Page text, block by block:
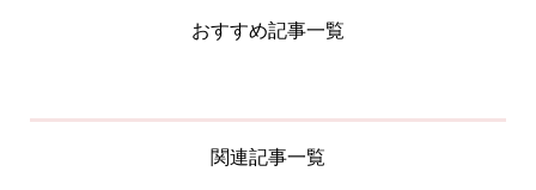
おすすめ記事一覧
関連記事一覧